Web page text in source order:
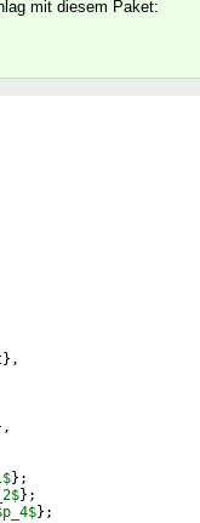
mit diesem Paket:
} ,
,
} ;
} ;
} ;